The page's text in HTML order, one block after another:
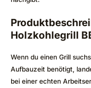
Holzkohlegrill
Wenn du einen Grill
Aufbauzeit benötigt,
bei einer echten